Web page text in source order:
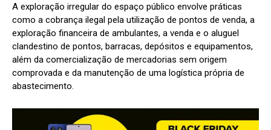
A exploração irregular do espaço público envolve práticas
como a cobrança ilegal pela utilização de pontos de venda, a
exploração financeira de ambulantes, a venda e o aluguel
clandestino de pontos, barracas, depósitos e equipamentos,
além da comercialização de mercadorias sem origem
comprovada e da manutenção de uma logística própria de
abastecimento.